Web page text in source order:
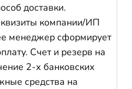
доставки.
компании/ИП
менеджер сформирует
Счет и резерв на
2-х банковских
средства на